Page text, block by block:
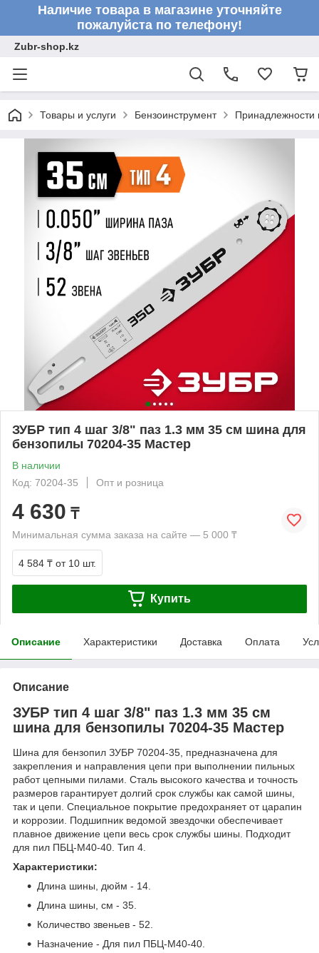
Наличие товара в магазине уточняйте
пожалуйста по телефону!
Zubr-shop.kz
Товары и услуги Бензоинструмент Принадлежности
ЗУБР тип 4 шаг 3/8" паз 1.3 мм 35 см шина для
бензопилы 70204-35 Мастер
В наличии
Код: 70204-35
Опт и розница
4 630 ₸
Минимальная сумма заказа на сайте — 5 000 ₸
4 584 ₸ от 10 шт.
Купить
Описание Характеристики Доставка Оплата
Описание
ЗУБР тип 4 шаг 3/8" паз 1.3 мм 35 см
шина для бензопилы 70204-35 Мастер
Шина для бензопил ЗУБР 70204-35, предназначена для
закрепления и направления цепи при выполнении пильных
работ цепными пилами. Сталь высокого качества и точность
размеров гарантирует долгий срок службы как самой шины,
так и цепи. Специальное покрытие предохраняет от царапин
и коррозии. Подшипник ведомой звездочки обеспечивает
плавное движение цепи весь срок службы шины. Подходит
для пил ПБЦ-М40-40. Тип 4.
Характеристики:
Длина шины, дюйм - 14.
Длина шины, см - 35.
Количество звеньев - 52.
Назначение - Для пил ПБЦ-М40-40.